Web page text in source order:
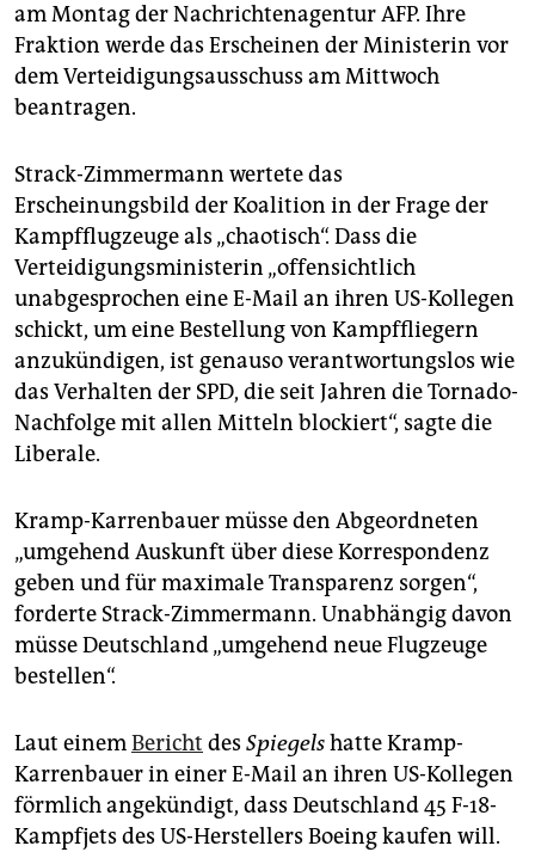
am Montag der Nachrichtenagentur AFP. Ihre
Fraktion werde das Erscheinen der Ministerin vor
dem Verteidigungsausschuss am Mittwoch
beantragen.
Strack-Zimmermann wertete das
Erscheinungsbild der Koalition in der Frage der
Kampfflugzeuge als „chaotisch“. Dass die
Verteidigungsministerin „offensichtlich
unabgesprochen eine E-Mail an ihren US-Kollegen
schickt, um eine Bestellung von Kampffliegern
anzukündigen, ist genauso verantwortungslos wie
das Verhalten der SPD, die seit Jahren die Tornado-
Nachfolge mit allen Mitteln blockiert“, sagte die
Liberale.
Kramp-Karrenbauer müsse den Abgeordneten
„umgehend Auskunft über diese Korrespondenz
geben und für maximale Transparenz sorgen“,
forderte Strack-Zimmermann. Unabhängig davon
müsse Deutschland „umgehend neue Flugzeuge
bestellen“.
Laut einemBericht des Spiegelshatte Kramp-
Karrenbauer in einer E-Mail an ihren US-Kollegen
förmlich angekündigt, dass Deutschland 45 F-18-
Kampfjets des US-Herstellers Boeing kaufen will.